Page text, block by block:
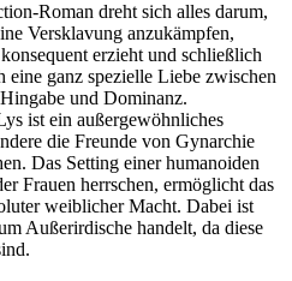
Roman dreht sich alles darum,
Versklavung anzukämpfen,
erzieht und schließlich
ganz spezielle Liebe zwischen
und Dominanz.
ist ein außergewöhnliches
die Freunde von Gynarchie
Das Setting einer humanoiden
Frauen herrschen, ermöglicht das
weiblicher Macht. Dabei ist
Außerirdische handelt, da diese